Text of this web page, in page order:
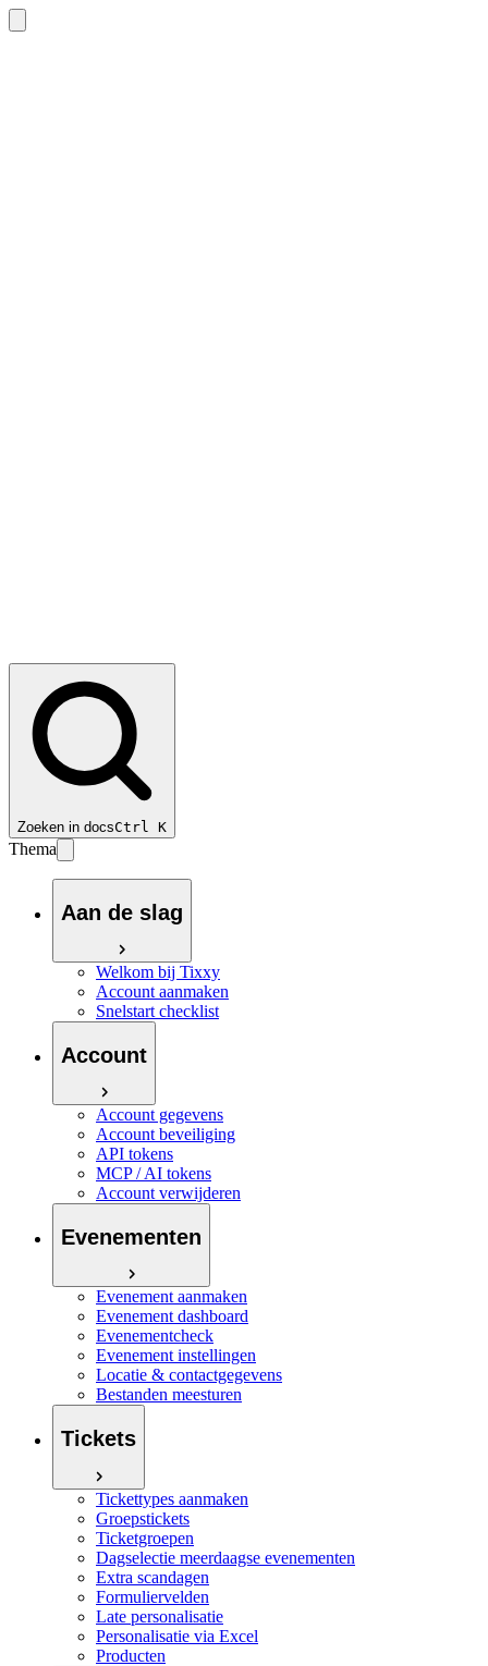
Zoeken in docsCtrl K
Thema
Aan de slag
Welkom bij Tixxy
Account aanmaken
Snelstart checklist
Account
Account gegevens
Account beveiliging
API tokens
MCP / AI tokens
Account verwijderen
Evenementen
Evenement aanmaken
Evenement dashboard
Evenementcheck
Evenement instellingen
Locatie & contactgegevens
Bestanden meesturen
Tickets
Tickettypes aanmaken
Groepstickets
Ticketgroepen
Dagselectie meerdaagse evenementen
Extra scandagen
Formuliervelden
Late personalisatie
Personalisatie via Excel
Producten